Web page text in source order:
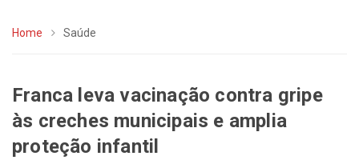
Home Saúde
Franca leva vacinação contra gripe
às creches municipais e amplia
proteção infantil